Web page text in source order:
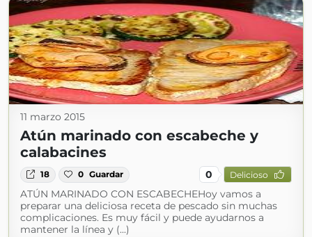
11 marzo 2015
Atún marinado con escabeche y
calabacines
18 0 Guardar 0 Delicioso
ATÚN MARINADO CON ESCABECHEHoy vamos a
preparar una deliciosa receta de pescado sin muchas
complicaciones. Es muy fácil y puede ayudarnos a
mantener la línea y (...)